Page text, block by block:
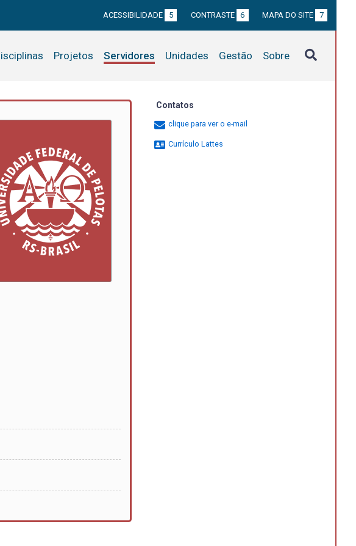
ACESSIBILIDADE 5 CONTRASTE 6 MAPA DO SITE 7
Projetos Servidores Unidades Gestão Sobre
Contatos
clique para ver o e-mail
Currículo Lattes